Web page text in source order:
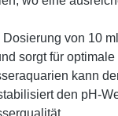
von 10
sorgt für
kann
den pH-